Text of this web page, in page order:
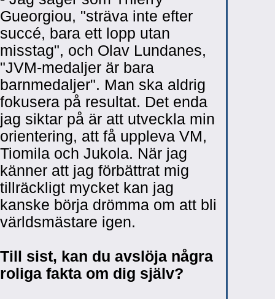
Gueorgiou, "sträva inte efter
succé, bara ett lopp utan
misstag", och Olav Lundanes,
"JVM-medaljer är bara
barnmedaljer". Man ska aldrig
fokusera på resultat. Det enda
jag siktar på är att utveckla min
orientering, att få uppleva VM,
Tiomila och Jukola. När jag
känner att jag förbättrat mig
tillräckligt mycket kan jag
kanske börja drömma om att bli
världsmästare igen.
Till sist, kan du avslöja några
roliga fakta om dig själv?